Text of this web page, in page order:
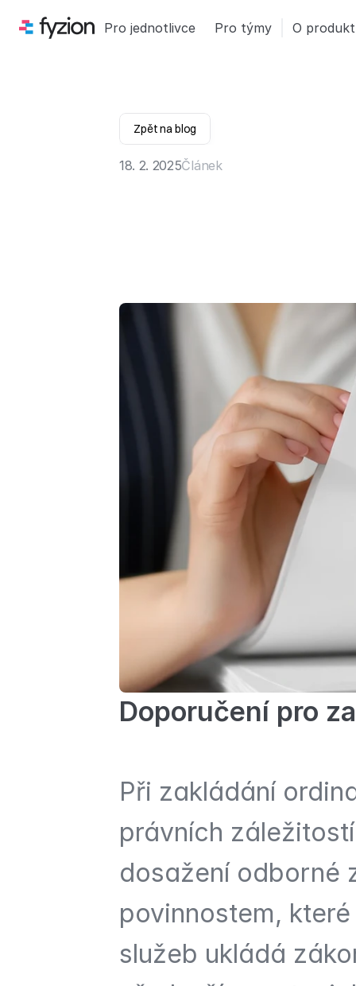
Pro jednotlivce Pro týmy O
Zpět na blog
18. 2. 2025Článek
Doporučení pro
Při zakládání
právních
dosažení odborné
povinnostem,
služeb ukládá